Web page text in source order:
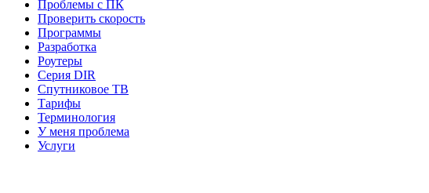
Проблемы с ПК
Проверить скорость
Программы
Разработка
Роутеры
Серия DIR
Спутниковое ТВ
Тарифы
Терминология
У меня проблема
Услуги